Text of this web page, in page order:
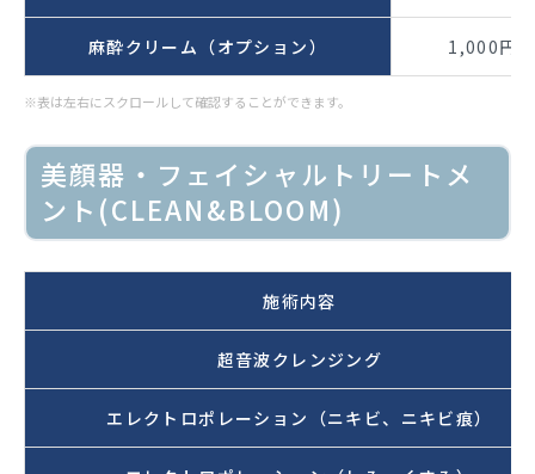
麻酔クリーム（オプション） 1,000円
※表は左右にスクロールして確認することができます。
美顔器・フェイシャルトリートメ
ント(CLEAN&BLOOM)
施術内容
超音波クレンジング
エレクトロポレーション（ニキビ、ニキビ痕）